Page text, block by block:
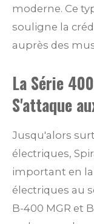
moderne. Ce
souligne la
auprès des
La Série
S'attaque
Jusqu'alors
électriques,
important en
électriques au
B-400 MGR et